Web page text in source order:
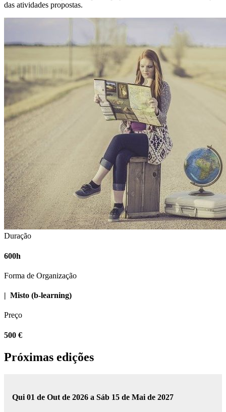
das atividades propostas.
Duração
600h
Forma de Organização
| Misto (b-learning)
Preço
500 €
Próximas edições
Qui 01 de Out de 2026 a Sáb 15 de Mai de 2027